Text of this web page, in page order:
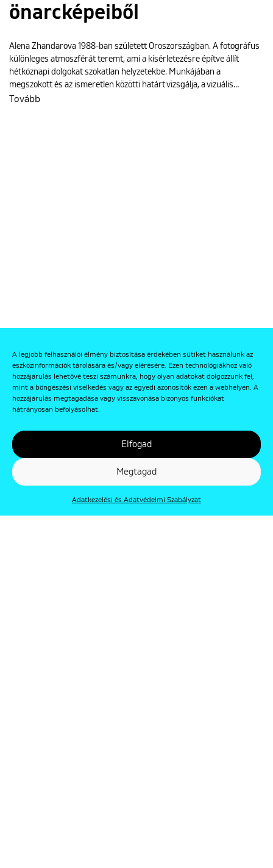
A legjobb felhasználói élmény biztosítása érdekében sütiket használunk az
eszközinformációk tárolására és/vagy elérésére. Ezen technológiákhoz való
hozzájárulás lehetővé teszi számunkra, hogy olyan adatokat dolgozzunk fel,
mint a böngészési viselkedés vagy az egyedi azonosítók ezen a webhelyen. A
hozzájárulás megtagadása vagy visszavonása bizonyos funkciókat
hátrányosan befolyásolhat.
Elfogad
Megtagad
Adatkezelési és Adatvédelmi Szabályzat
önarcképeiből
Alena Zhandarova 1988-ban született Oroszországban. A fotográfus
különleges atmoszférát teremt, ami a kísérletezésre építve állít
hétköznapi dolgokat szokatlan helyzetekbe. Munkájában a
megszokott és az ismeretlen közötti határt vizsgálja, a vizuális…
Tovább